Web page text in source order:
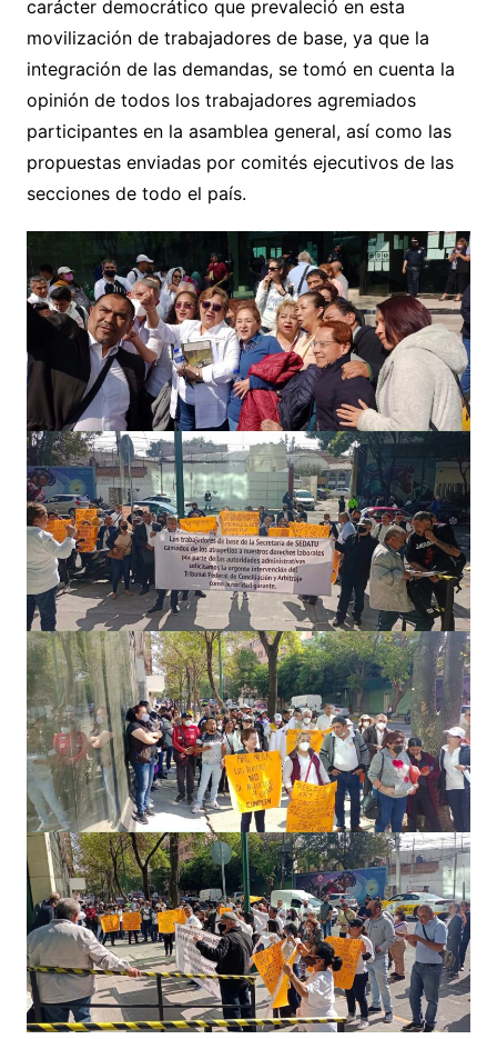
carácter democrático que prevaleció en esta
movilización de trabajadores de base, ya que la
integración de las demandas, se tomó en cuenta la
opinión de todos los trabajadores agremiados
participantes en la asamblea general, así como las
propuestas enviadas por comités ejecutivos de las
secciones de todo el país.